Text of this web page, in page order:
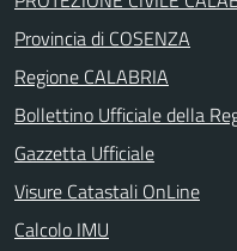
Provincia di COSENZA
Regione CALABRIA
Bollettino Ufficiale della
Gazzetta Ufficiale
Visure Catastali OnLine
Calcolo IMU